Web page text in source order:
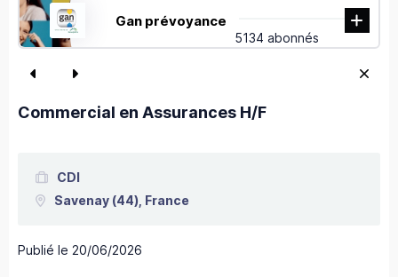
Gan prévoyance
5134 abonnés
Commercial en Assurances H/F
CDI
Savenay (44), France
Publié le 20/06/2026